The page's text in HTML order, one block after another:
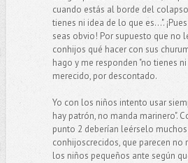
cuando estás al borde del
tienes ni idea de lo que es...".
seas obvio! Por supuesto que no
conhijos qué hacer con sus
hago y me responden "no tienes
merecido, por descontado.
Yo con los niños intento usar
hay patrón, no manda marinero".
punto 2 deberían leérselo
conhijoscrecidos, que parecen no
los niños pequeños ante según